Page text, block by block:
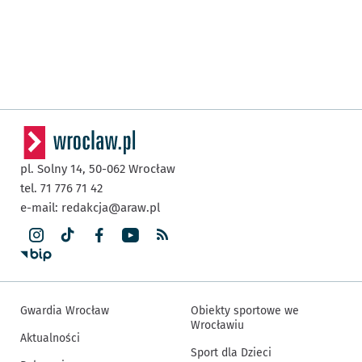
pl. Solny 14, 50-062 Wrocław
tel. 71 776 71 42
e-mail: redakcja@araw.pl
Gwardia Wrocław
Aktualności
Obiekty sportowe we
Wrocławiu
Sport dla Dzieci